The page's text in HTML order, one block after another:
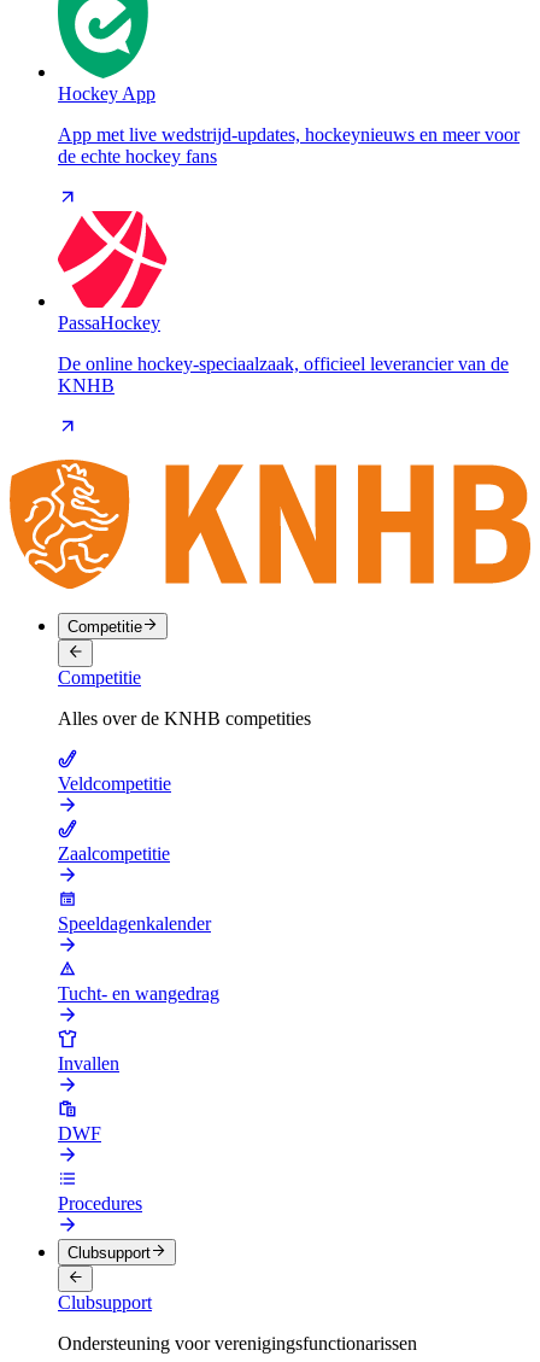
Hockey App
App met live wedstrijd-updates, hockeynieuws en meer voor
de echte hockey fans
PassaHockey
De online hockey-speciaalzaak, officieel leverancier van de
KNHB
Competitie
Competitie
Alles over de KNHB competities
Veldcompetitie
Zaalcompetitie
Speeldagenkalender
Tucht- en wangedrag
Invallen
DWF
Procedures
Clubsupport
Clubsupport
Ondersteuning voor verenigingsfunctionarissen